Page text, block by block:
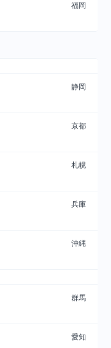
福岡
静岡
京都
札幌
兵庫
沖縄
群馬
愛知